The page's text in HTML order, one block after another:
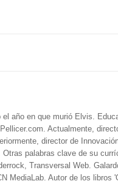
el año en que murió Elvis.
Actualmente,
director de
palabras clave de su
Transversal Web.
MediaLab. Autor de los libros